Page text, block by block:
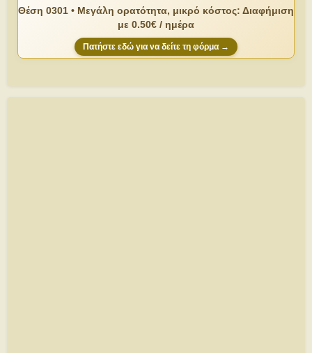
Θέση 0301 • Μεγάλη ορατότητα, μικρό κόστος: Διαφήμιση
με 0.50€ / ημέρα
Πατήστε εδώ για να δείτε τη φόρμα →